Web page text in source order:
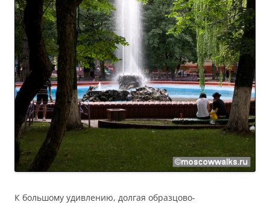
К большому удивлению, долгая образцово-